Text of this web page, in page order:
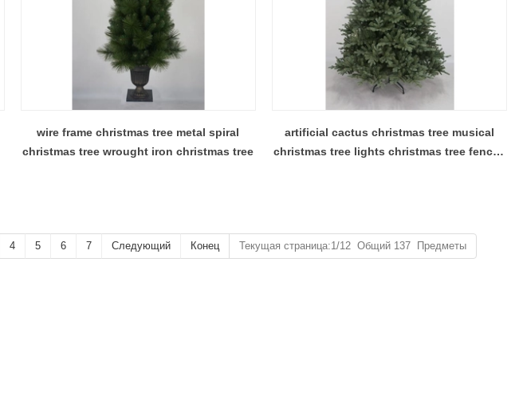
wire frame christmas tree metal spiral
christmas tree wrought iron christmas tree
artificial cactus christmas tree musical
christmas tree lights christmas tree fences
4 5 6 7 Следующий Конец Текущая страница:1/12 Общий 137 Предметы